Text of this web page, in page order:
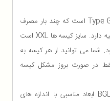
نوع کیسه جاروبرقی بوش Type G ALL است که چند بار مصرف
بوده و بعد از پر شدن قابلیت تخلیه دارد. سایز کیسه ها XXL است
لیتر می شود. شما می توانید از هر کیسه به
در صورت بروز مشکل کیسه
جاروبرقی بوش مدل BGL8GOLDIR ابعاد مناسبی با اندازه های